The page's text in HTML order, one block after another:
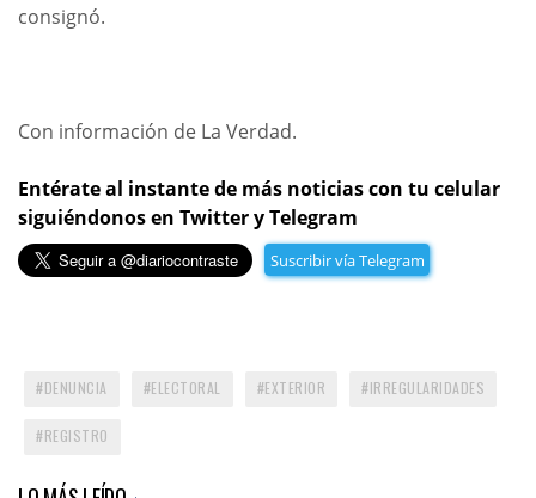
consignó.
Con información de La Verdad.
Entérate al instante de más noticias con tu celular
siguiéndonos en Twitter y Telegram
Suscribir vía Telegram
DENUNCIA ELECTORAL EXTERIOR IRREGULARIDADES
REGISTRO